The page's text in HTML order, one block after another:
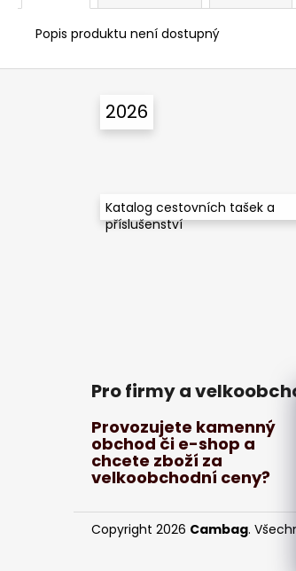
Popis produktu není dostupný
Z
2026
Katalog cestovních tašek a
příslušenství
Pro firmy a
Provozujete kamenný
obchod či e-shop a
chcete zboží za
velkoobchodní ceny?
Copyright 2026 Cambag.